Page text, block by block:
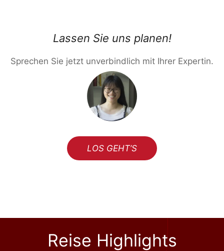
Lassen Sie uns planen!
Sprechen Sie jetzt unverbindlich mit Ihrer Expertin.
LOS GEHT’S
Reise Highlights